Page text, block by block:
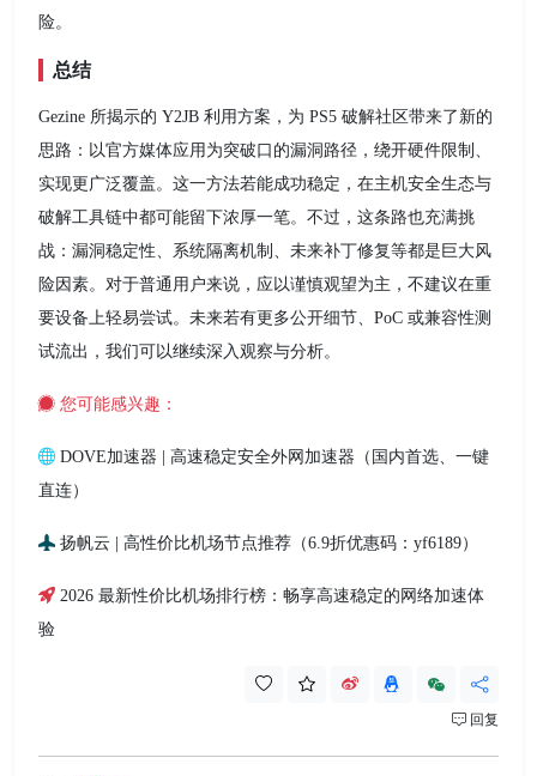
险。
总结
Gezine 所揭示的 Y2JB 利用方案，为 PS5 破解社区带来了新的
思路：以官方媒体应用为突破口的漏洞路径，绕开硬件限制、
实现更广泛覆盖。这一方法若能成功稳定，在主机安全生态与
破解工具链中都可能留下浓厚一笔。不过，这条路也充满挑
战：漏洞稳定性、系统隔离机制、未来补丁修复等都是巨大风
险因素。对于普通用户来说，应以谨慎观望为主，不建议在重
要设备上轻易尝试。未来若有更多公开细节、PoC 或兼容性测
试流出，我们可以继续深入观察与分析。
您可能感兴趣：
DOVE加速器 | 高速稳定安全外网加速器（国内首选、一键
直连）
扬帆云 | 高性价比机场节点推荐（6.9折优惠码：yf6189）
2026 最新性价比机场排行榜：畅享高速稳定的网络加速体
验
回复